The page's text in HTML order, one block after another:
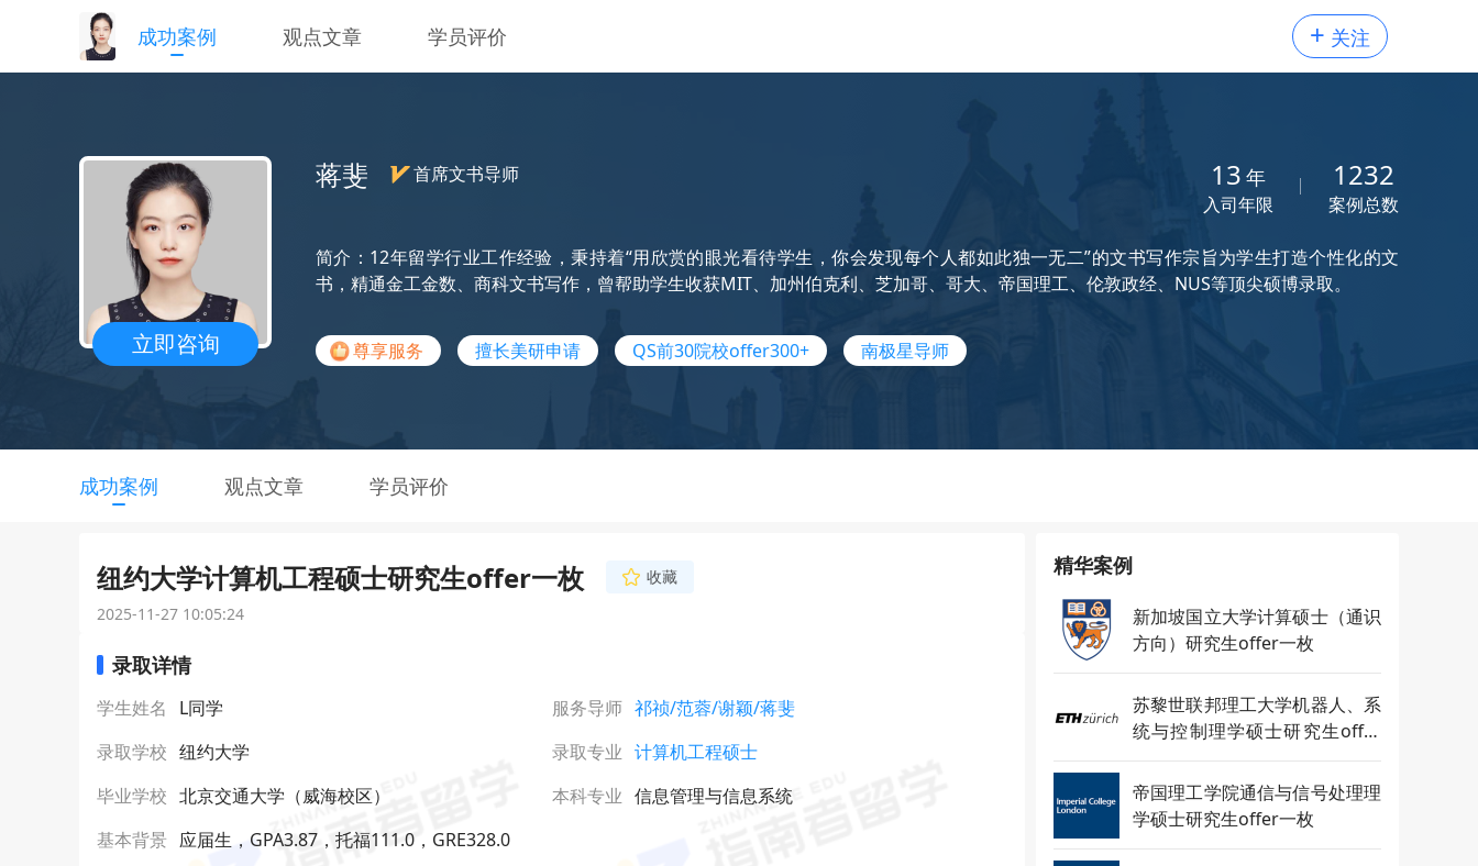
成功案例 观点文章 学员评价 + 关注
立即咨询
蒋斐 首席文书导师 13 年
入司年限
1232
案例总数
简介：12年留学行业工作经验，秉持着“用欣赏的眼光看待学生，你会发现每个人都如此独一无二”的文书写作宗旨为学生打造个性化的文
书，精通金工金数、商科文书写作，曾帮助学生收获MIT、加州伯克利、芝加哥、哥大、帝国理工、伦敦政经、NUS等顶尖硕博录取。
尊享服务 擅长美研申请 QS前30院校offer300+ 南极星导师
成功案例 观点文章 学员评价
纽约大学计算机工程硕士研究生offer一枚
收藏
2025-11-27 10:05:24
录取详情
学生姓名 L同学 服务导师 祁祯/范蓉/谢颖/蒋斐
录取学校 纽约大学 录取专业 计算机工程硕士
毕业学校 北京交通大学（威海校区） 本科专业 信息管理与信息系统
基本背景 应届生，GPA3.87，托福111.0，GRE328.0
精华案例
新加坡国立大学计算硕士（通识
方向）研究生offer一枚
苏黎世联邦理工大学机器人、系
统与控制理学硕士研究生offer
一枚
帝国理工学院通信与信号处理理
学硕士研究生offer一枚